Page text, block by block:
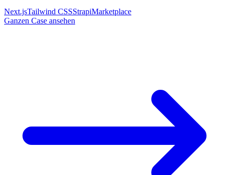
Next.jsTailwind CSSStrapiMarketplace
Ganzen Case ansehen